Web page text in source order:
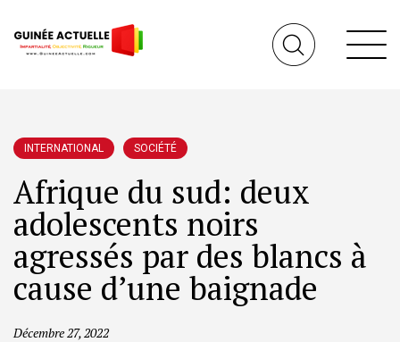
INTERNATIONAL SOCIÉTÉ
Afrique du sud: deux
adolescents noirs
agressés par des blancs à
cause d’une baignade
Décembre 27, 2022